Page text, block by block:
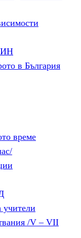
в България
време
/V – VII